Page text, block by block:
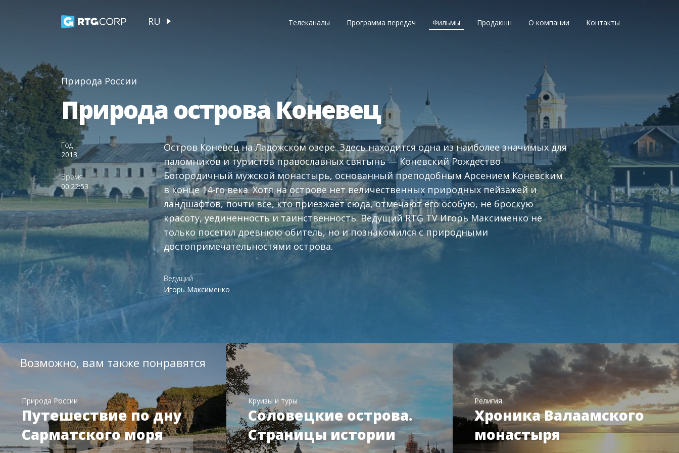
RU Телеканалы Программа передач Фильмы Продакшн О компании Контакты
Природа России
Природа острова Коневец
Год
2013
Время
00:22:53
Остров Коневец на Ладожском озере. Здесь находится одна из наиболее значимых для
паломников и туристов православных святынь — Коневский Рождество-
Богородичный мужской монастырь, основанный преподобным Арсением Коневским
в конце 14-го века. Хотя на острове нет величественных природных пейзажей и
ландшафтов, почти все, кто приезжает сюда, отмечают его особую, не броскую
красоту, уединенность и таинственность. Ведущий RTG TV Игорь Максименко не
только посетил древнюю обитель, но и познакомился с природными
достопримечательностями острова.
Ведущий
Игорь Максименко
Возможно, вам также понравятся
Природа России
Путешествие по дну
Сарматского моря
Круизы и туры
Соловецкие острова.
Страницы истории
Религия
Хроника Валаамского
монастыря